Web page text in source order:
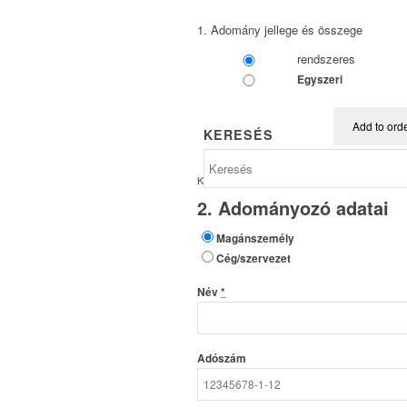
KERESÉS
1. Adomány jellege és összege
rendszeres
Egyszeri
Add to
Kategóriák:
2. Adományozó adatai
Magánszemély
Cég/szervezet
Név*
Adószám